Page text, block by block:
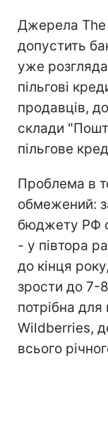
Джерела
допустить
уже
пільгові
продавців,
склади
пільгове
Проблема в
обмежений:
бюджету РФ
- у півтора
до кінця
зрости до 7-
потрібна
Wildberries,
всього